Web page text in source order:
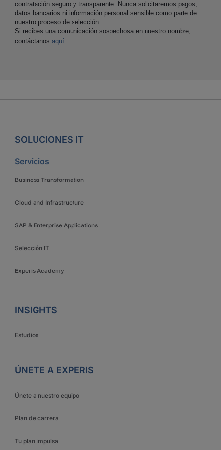
contratación seguro y transparente. Nunca solicitaremos pagos,
datos bancarios ni información personal sensible como parte de
nuestro proceso de selección.
Si recibes una comunicación sospechosa en nuestro nombre,
contáctanos aquí.
SOLUCIONES IT
Servicios
Business Transformation
Cloud and Infrastructure
SAP & Enterprise Applications
Selección IT
Experis Academy
INSIGHTS
Estudios
ÚNETE A EXPERIS
Únete a nuestro equipo
Plan de carrera
Tu plan impulsa